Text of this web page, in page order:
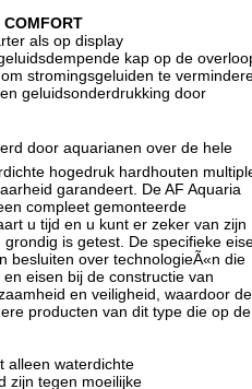
schoon te houden
zien van versterkingen
aquariumsiliconen
hydraulica
door geschikte buisdiameters
met AF-
geen lijmen nodig!
voor nauwkeurige afstelling
overlooprooster
de opvangbak stroomt
grootste AF OceanGuard sets
als op display
kap op de
stromingsgeluiden te
geluidsonderdrukking door
door aquarianen over de hele
hogedruk hardhouten
garandeert. De AF Aquaria
compleet gemonteerde
u tijd en u kunt er zeker van zijn
is getest. De specifieke
besluiten over technologieÃ«n die
eisen bij de constructie van
en veiligheid, waardoor de
producten van dit type die op de
alleen waterdichte
zijn tegen moeilijke